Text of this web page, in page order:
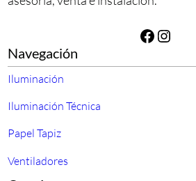
Facebook Instagram
Navegación
Iluminación
Iluminación Técnica
Papel Tapiz
Ventiladores